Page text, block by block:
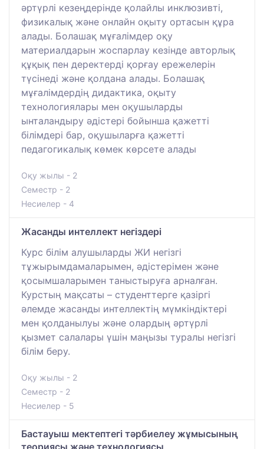
әртүрлі кезеңдерінде қолайлы инклюзивті,
физикалық және онлайн оқыту ортасын құра
алады. Болашақ мұғалімдер оқу
материалдарын жоспарлау кезінде авторлық
құқық пен деректерді қорғау ережелерін
түсінеді және қолдана алады. Болашақ
мұғалімдердің дидактика, оқыту
технологиялары мен оқушыларды
ынталандыру әдістері бойынша қажетті
білімдері бар, оқушыларға қажетті
педагогикалық көмек көрсете алады
Оқу жылы - 2
Семестр - 2
Несиелер - 4
Жасанды интеллект негіздері
Курс білім алушыларды ЖИ негізгі
тұжырымдамаларымен, әдістерімен және
қосымшаларымен таныстыруға арналған.
Курстың мақсаты – студенттерге қазіргі
әлемде жасанды интеллектің мүмкіндіктері
мен қолданылуы және олардың әртүрлі
қызмет салалары үшін маңызы туралы негізгі
білім беру.
Оқу жылы - 2
Семестр - 2
Несиелер - 5
Бастауыш мектептегі тәрбиелеу жұмысының
теориясы және технологиясы